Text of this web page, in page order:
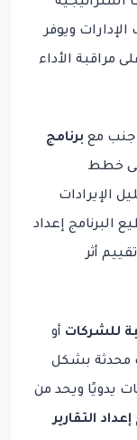
ويوفر
مراقبة الأداء
جنب مع برنامج
إلى خطط
الإيرادات
البرنامج إعداد
أثر
للشركات أو
محدثة بشكل
يدويًا ويحد من
إعداد التقارير